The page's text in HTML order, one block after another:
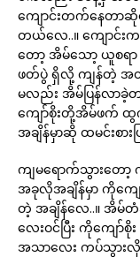
ကျောင်းတက်နေတာဆို
တယ်လေ..။ ကျောင်းက
တော့ အိမ်သော့ ယူစရာ
ဖတ်ပွဲ ရှိလို့ ကျန်တဲ့ အတ
မလည်း အိမ်ပြန်လာခဲ့
ကျော်စိုးတို့အိမ်ဖက် ထွ
အချိန်မှာဆို ထမင်းစ
ကျမရောက်သွားတော့
အခုလိုအချိန်မှာ ကိုက
တဲ့ အချိန်လေ..။ အိမ်
လေးဝင်ပြီး ကိုကျော်
အသာလေး ကပ်သွား